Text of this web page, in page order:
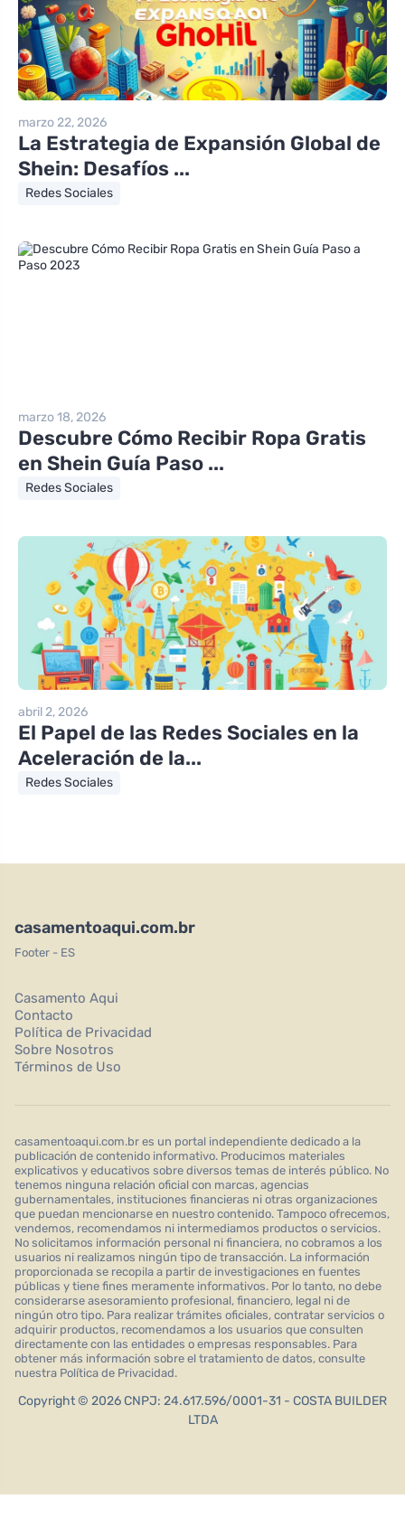
marzo 22, 2026
La Estrategia de Expansión Global de
Shein: Desafíos ...
Redes Sociales
marzo 18, 2026
Descubre Cómo Recibir Ropa Gratis
en Shein Guía Paso ...
Redes Sociales
abril 2, 2026
El Papel de las Redes Sociales en la
Aceleración de la...
Redes Sociales
casamentoaqui.com.br
Footer - ES
Casamento Aqui
Contacto
Política de Privacidad
Sobre Nosotros
Términos de Uso
casamentoaqui.com.br es un portal independiente dedicado a la
publicación de contenido informativo. Producimos materiales
explicativos y educativos sobre diversos temas de interés público. No
tenemos ninguna relación oficial con marcas, agencias
gubernamentales, instituciones financieras ni otras organizaciones
que puedan mencionarse en nuestro contenido. Tampoco ofrecemos,
vendemos, recomendamos ni intermediamos productos o servicios.
No solicitamos información personal ni financiera, no cobramos a los
usuarios ni realizamos ningún tipo de transacción. La información
proporcionada se recopila a partir de investigaciones en fuentes
públicas y tiene fines meramente informativos. Por lo tanto, no debe
considerarse asesoramiento profesional, financiero, legal ni de
ningún otro tipo. Para realizar trámites oficiales, contratar servicios o
adquirir productos, recomendamos a los usuarios que consulten
directamente con las entidades o empresas responsables. Para
obtener más información sobre el tratamiento de datos, consulte
nuestra Política de Privacidad.
Copyright © 2026 CNPJ: 24.617.596/0001-31 - COSTA BUILDER
LTDA